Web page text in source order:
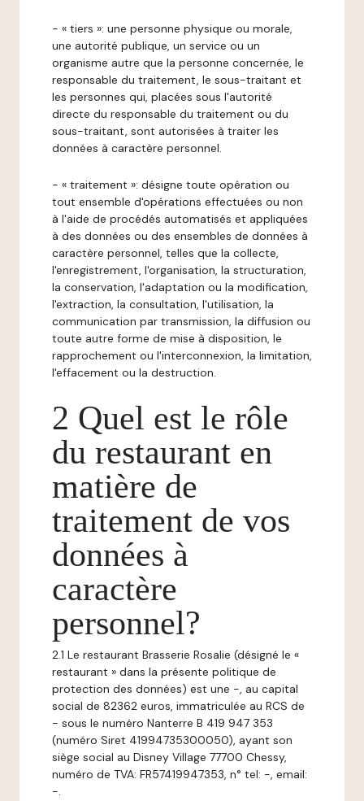
- « tiers »: une personne physique ou morale,
une autorité publique, un service ou un
organisme autre que la personne concernée, le
responsable du traitement, le sous-traitant et
les personnes qui, placées sous l'autorité
directe du responsable du traitement ou du
sous-traitant, sont autorisées à traiter les
données à caractère personnel.
- « traitement »: désigne toute opération ou
tout ensemble d'opérations effectuées ou non
à l'aide de procédés automatisés et appliquées
à des données ou des ensembles de données à
caractère personnel, telles que la collecte,
l'enregistrement, l'organisation, la structuration,
la conservation, l'adaptation ou la modification,
l'extraction, la consultation, l'utilisation, la
communication par transmission, la diffusion ou
toute autre forme de mise à disposition, le
rapprochement ou l'interconnexion, la limitation,
l'effacement ou la destruction.
2 Quel est le rôle
du restaurant en
matière de
traitement de vos
données à
caractère
personnel?
2.1 Le restaurant Brasserie Rosalie (désigné le «
restaurant » dans la présente politique de
protection des données) est une -, au capital
social de 82362 euros, immatriculée au RCS de
- sous le numéro Nanterre B 419 947 353
(numéro Siret 41994735300050), ayant son
siège social au Disney Village 77700 Chessy,
numéro de TVA: FR57419947353, n° tel: -, email:
-.